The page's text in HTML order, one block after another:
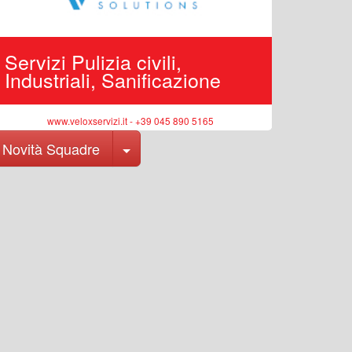
Servizi Pulizia civili,
Industriali, Sanificazione
www.veloxservizi.it - +39 045 890 5165
Novità Squadre Toggle Dropdown